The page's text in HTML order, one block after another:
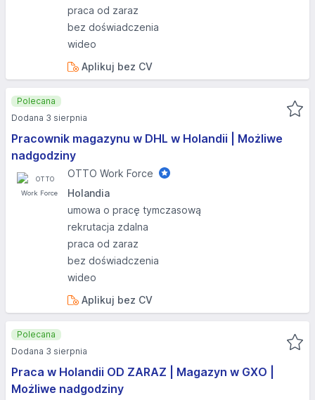
praca od zaraz
bez doświadczenia
wideo
Aplikuj bez CV
Pracownik magazynu w DHL w Holandii | Możliwe
nadgodziny
OTTO Work Force
Holandia
umowa o pracę tymczasową
rekrutacja zdalna
praca od zaraz
bez doświadczenia
wideo
Aplikuj bez CV
Polecana
Dodana 3 sierpnia
Praca w Holandii OD ZARAZ | Magazyn w GXO |
Możliwe nadgodziny
Polecana
Dodana 3 sierpnia